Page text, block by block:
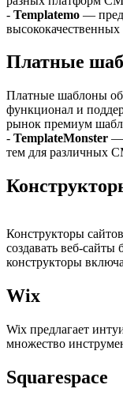
- Templatemo —
Платные
Платные шаблоны
функционал и
рынок премиум
- TemplateMonster —
тем для различных
Конструкторы
создавать веб-
конструкторы
Wix
Wix предлагает
множество
Squarespace